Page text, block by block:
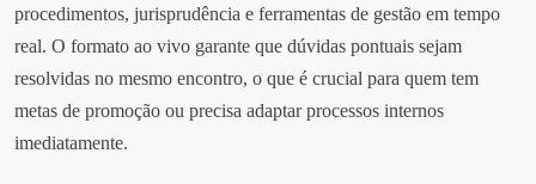
procedimentos, jurisprudência e ferramentas de gestão em tempo
real. O formato ao vivo garante que dúvidas pontuais sejam
resolvidas no mesmo encontro, o que é crucial para quem tem
metas de promoção ou precisa adaptar processos internos
imediatamente.